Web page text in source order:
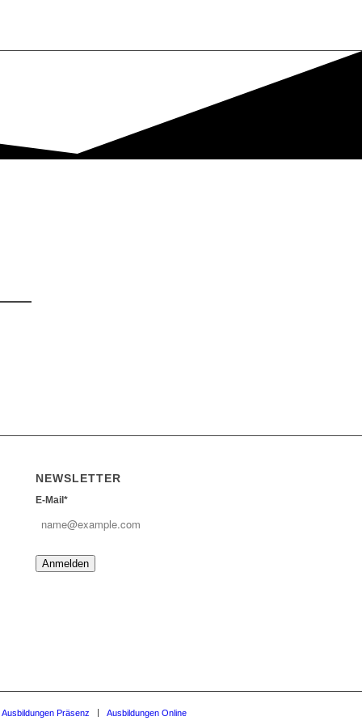
NEWSLETTER
E-Mail*
Anmelden
Ausbildungen Präsenz Ausbildungen Online